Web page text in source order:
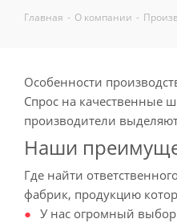
Главная - О компании -
Особенности
Спрос на качественные
производители
Наши
Где найти
фабрик, продукцию
У нас огромный